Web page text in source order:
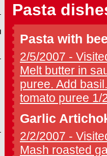
Pasta
Pasta with
2/5/2007 -
Melt butter in
puree. Add
tomato puree 1/
Garlic
2/2/2007 -
Mash roasted